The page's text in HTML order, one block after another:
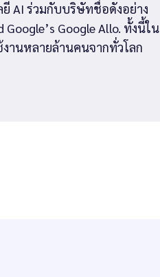
AI ร่วมกับบริษัทชื่อดังอย่าง
Google Allo. ทั้งนี้ใน
งานหลายล้านคนจากทั่วโลก